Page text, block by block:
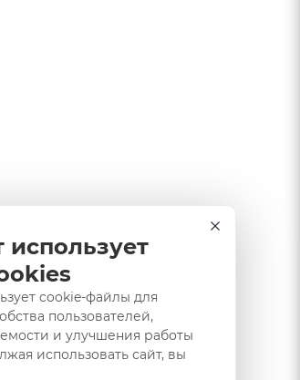
cookie-файлы для
пользователей,
и улучшения работы